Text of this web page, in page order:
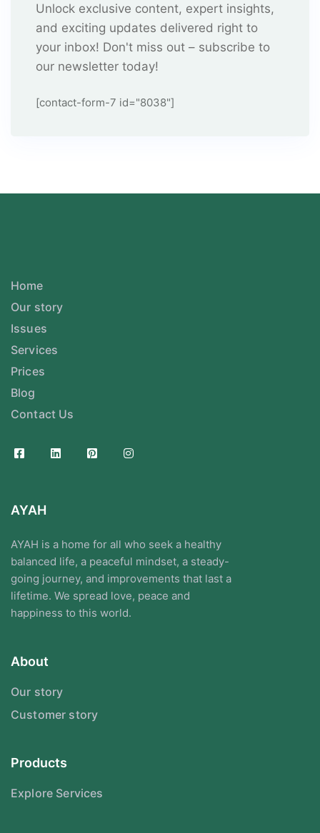
Unlock exclusive content, expert insights,
and exciting updates delivered right to
your inbox! Don't miss out – subscribe to
our newsletter today!
[contact-form-7 id="8038"]
Home
Our story
Issues
Services
Prices
Blog
Contact Us
AYAH
AYAH is a home for all who seek a healthy
balanced life, a peaceful mindset, a steady-
going journey, and improvements that last a
lifetime. We spread love, peace and
happiness to this world.
About
Our story
Customer story
Products
Explore Services